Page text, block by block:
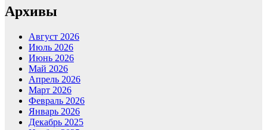
Архивы
Август 2026
Июль 2026
Июнь 2026
Май 2026
Апрель 2026
Март 2026
Февраль 2026
Январь 2026
Декабрь 2025